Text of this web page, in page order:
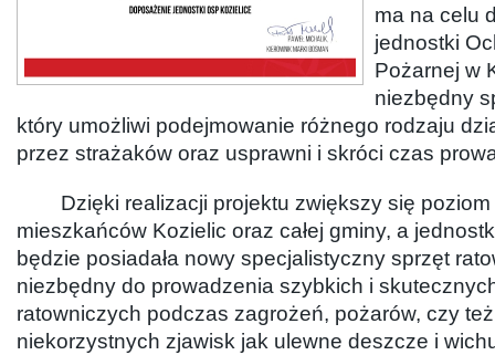
ma na celu
jednostki
Pożarnej w
niezbędny
który umożliwi podejmowanie różnego rodzaju
przez strażaków oraz usprawni i skróci czas
Dzięki realizacji projektu zwiększy się poziom
mieszkańców Kozielic oraz całej gminy, a
będzie posiadała nowy specjalistyczny sprzęt
niezbędny do prowadzenia szybkich i
ratowniczych podczas zagrożeń, pożarów, czy
niekorzystnych zjawisk jak ulewne deszcze i